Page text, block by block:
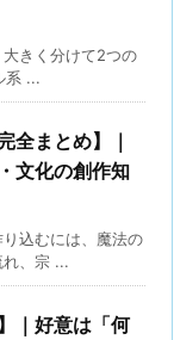
きく分けて2つの
系 ...
全まとめ】｜
文化の創作知
込むには、魔法の
、宗 ...
｜好意は「何